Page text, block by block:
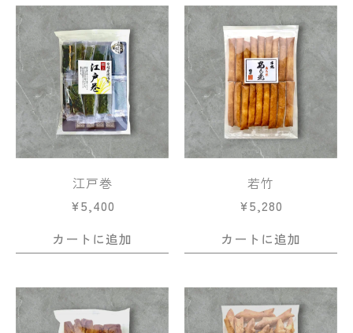
江戸巻
¥5,400
カートに追加
若竹
¥5,280
カートに追加